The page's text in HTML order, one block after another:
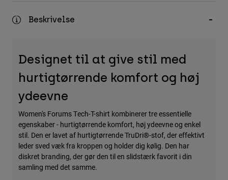
Hats & Caps
Se alle
Beskrivelse
Designet til at give stil med
hurtigtørrende komfort og høj
ydeevne
Women's Forums Tech-T-shirt kombinerer tre essentielle
egenskaber - hurtigtørrende komfort, høj ydeevne og enkel
stil. Den er lavet af hurtigtørrende TruDri®-stof, der effektivt
leder sved væk fra kroppen og holder dig kølig. Den har
diskret branding, der gør den til en slidstærk favorit i din
samling med det samme.